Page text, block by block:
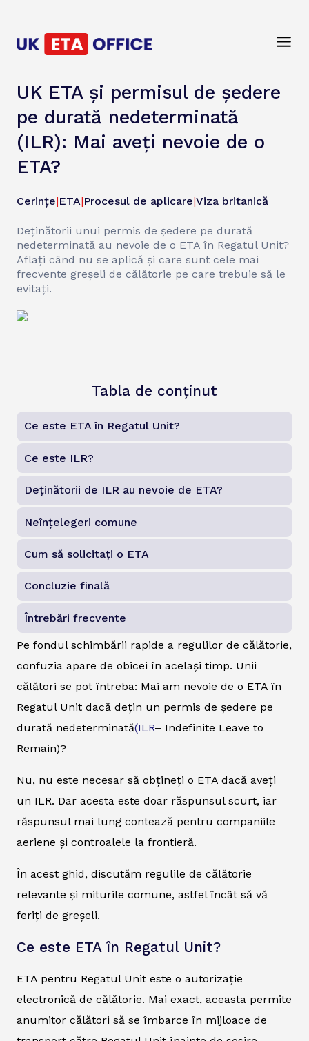
UK ETA și permisul de ședere
pe durată nedeterminată
(ILR): Mai aveți nevoie de o
ETA?
Cerințe|ETA|Procesul de aplicare|Viza britanică
Deținătorii unui permis de ședere pe durată
nedeterminată au nevoie de o ETA în Regatul Unit?
Aflați când nu se aplică și care sunt cele mai
frecvente greșeli de călătorie pe care trebuie să le
evitați.
Tabla de conținut
Ce este ETA în Regatul Unit?
Ce este ILR?
Deținătorii de ILR au nevoie de ETA?
Neînțelegeri comune
Cum să solicitați o ETA
Concluzie finală
Întrebări frecvente
Pe fondul schimbării rapide a regulilor de călătorie,
confuzia apare de obicei în același timp. Unii
călători se pot întreba: Mai am nevoie de o ETA în
Regatul Unit dacă dețin un permis de ședere pe
durată nedeterminată(ILR– Indefinite Leave to
Remain)?
Nu, nu este necesar să obțineți o ETA dacă aveți
un ILR. Dar acesta este doar răspunsul scurt, iar
răspunsul mai lung contează pentru companiile
aeriene și controalele la frontieră.
În acest ghid, discutăm regulile de călătorie
relevante și miturile comune, astfel încât să vă
feriți de greșeli.
Ce este ETA în Regatul Unit?
ETA pentru Regatul Unit este o autorizație
electronică de călătorie. Mai exact, aceasta permite
anumitor călători să se îmbarce în mijloace de